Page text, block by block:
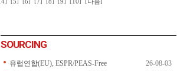
SOURCING
유럽연합(EU), ESPR/PEAS-Free
26-08-03